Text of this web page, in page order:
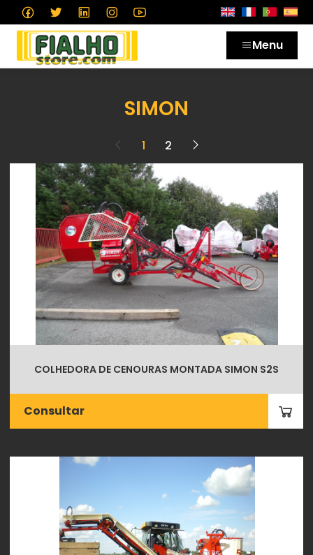
Menu
SIMON
1 2
COLHEDORA DE CENOURAS MONTADA SIMON S2S
Consultar